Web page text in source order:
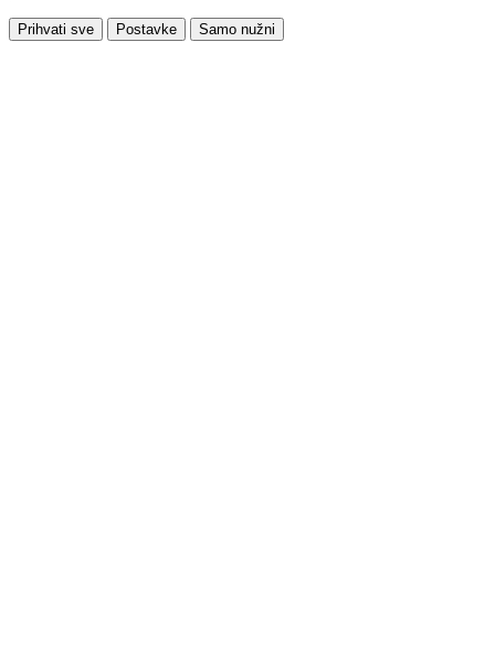
Prihvati sve Postavke Samo nužni